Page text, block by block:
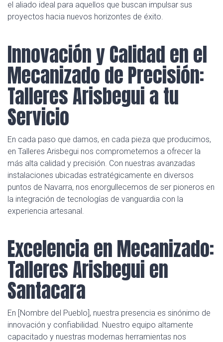
el aliado ideal para aquellos que buscan impulsar sus
proyectos hacia nuevos horizontes de éxito.
Innovación y Calidad en el
Mecanizado de Precisión:
Talleres Arisbegui a tu
Servicio
En cada paso que damos, en cada pieza que producimos,
en Talleres Arisbegui nos comprometemos a ofrecer la
más alta calidad y precisión. Con nuestras avanzadas
instalaciones ubicadas estratégicamente en diversos
puntos de Navarra, nos enorgullecemos de ser pioneros en
la integración de tecnologías de vanguardia con la
experiencia artesanal.
Excelencia en Mecanizado:
Talleres Arisbegui en
Santacara
En [Nombre del Pueblo], nuestra presencia es sinónimo de
innovación y confiabilidad. Nuestro equipo altamente
capacitado y nuestras modernas herramientas nos